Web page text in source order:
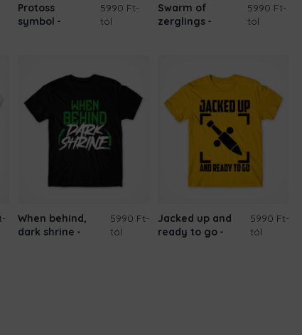
Protoss
symbol
5990 Ft-
tól
Swarm of
zerglings
5990 Ft-
tól
-
When behind,
dark shrine
5990 Ft-
tól
Jacked up and
ready to go
5990 Ft-
tól